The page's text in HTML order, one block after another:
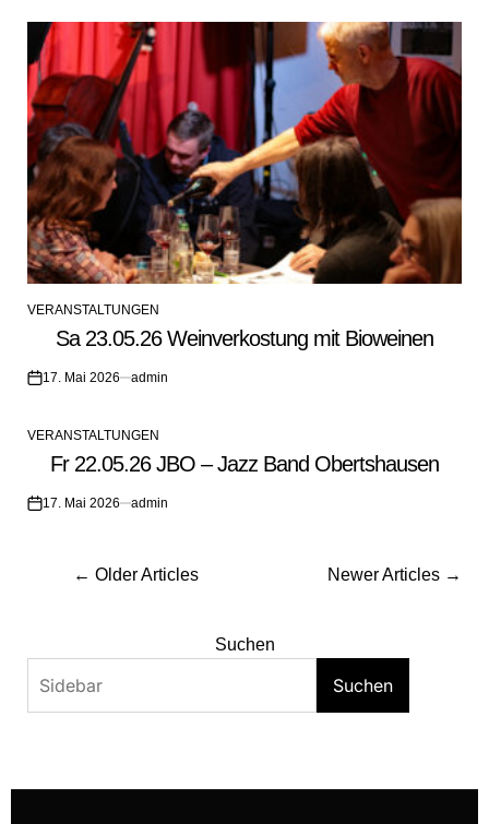
POSTED
VERANSTALTUNGEN
Sa 23.05.26 Weinverkostung mit Bioweinen
on
17. Mai 2026 admin
POSTED
VERANSTALTUNGEN
Fr 22.05.26 JBO – Jazz Band Obertshausen
on
17. Mai 2026 admin
Beitragsnavigation
← Older Articles Newer Articles →
Suchen
Suchen